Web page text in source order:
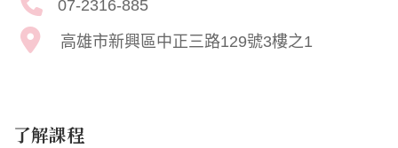
07-2316-885
高雄市新興區中正三路129號3樓之1
了解課程